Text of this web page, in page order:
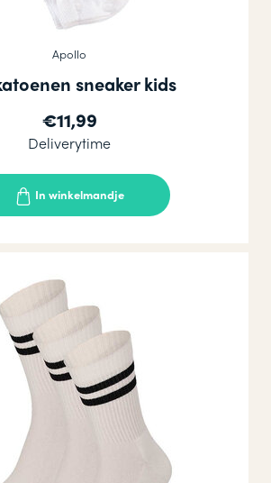
Apollo
sneaker kids
€11,99
Deliverytime
In winkelmandje